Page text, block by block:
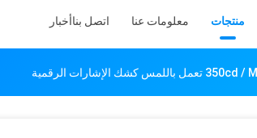
منتجات معلومات عنا اتصل بناأخبار